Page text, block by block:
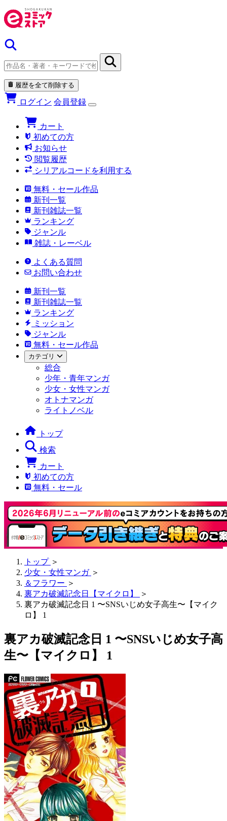
履歴を全て削除する
ログイン 会員登録
カート
初めての方
お知らせ
閲覧履歴
シリアルコードを利用する
無料・セール作品
新刊一覧
新刊雑誌一覧
ランキング
ジャンル
雑誌・レーベル
よくある質問
お問い合わせ
新刊一覧
新刊雑誌一覧
ランキング
ミッション
ジャンル
無料・セール作品
カテゴリ
総合
少年・青年マンガ
少女・女性マンガ
オトナマンガ
ライトノベル
トップ
検索
カート
初めての方
無料・セール
トップ ＞
少女・女性マンガ ＞
＆フラワー ＞
裏アカ破滅記念日【マイクロ】
＞
裏アカ破滅記念日 1 〜SNSいじめ女子高生〜【マイク
ロ】 1
裏アカ破滅記念日 1 〜SNSいじめ女子高
生〜【マイクロ】 1